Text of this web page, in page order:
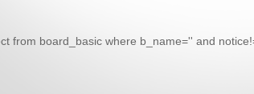
from board_basic where b_name='' and